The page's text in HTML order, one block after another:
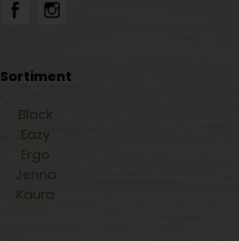
Sortiment
Black
Eazy
Ergo
Jenna
Kaura